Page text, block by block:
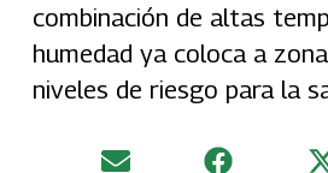
combinación de altas
humedad ya coloca a
niveles de riesgo para la